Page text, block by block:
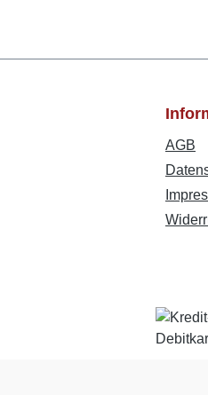
AGB